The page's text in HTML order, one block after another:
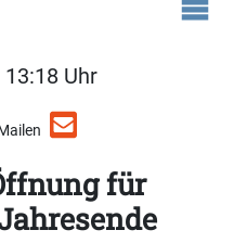
Uhr
für